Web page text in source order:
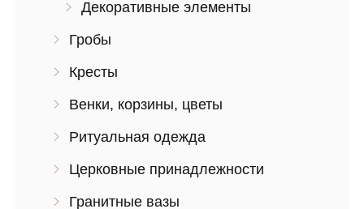
Декоративные элементы
Гробы
Кресты
Венки, корзины, цветы
Ритуальная одежда
Церковные принадлежности
Гранитные вазы